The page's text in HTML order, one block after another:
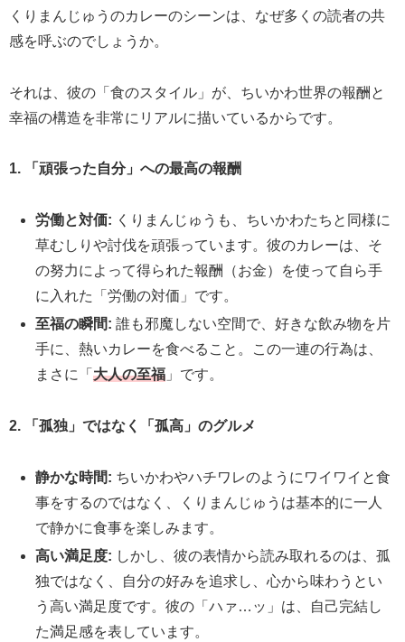
くりまんじゅうのカレーのシーンは、なぜ多くの読者の共
感を呼ぶのでしょうか。
それは、彼の「食のスタイル」が、ちいかわ世界の報酬と
幸福の構造を非常にリアルに描いているからです。
1. 「頑張った自分」への最高の報酬
労働と対価: くりまんじゅうも、ちいかわたちと同様に
草むしりや討伐を頑張っています。彼のカレーは、そ
の努力によって得られた報酬（お金）を使って自ら手
に入れた「労働の対価」です。
至福の瞬間: 誰も邪魔しない空間で、好きな飲み物を片
手に、熱いカレーを食べること。この一連の行為は、
まさに「大人の至福 」です。
2. 「孤独」ではなく「孤高」のグルメ
静かな時間: ちいかわやハチワレのようにワイワイと食
事をするのではなく、くりまんじゅうは基本的に一人
で静かに食事を楽しみます。
高い満足度: しかし、彼の表情から読み取れるのは、孤
独ではなく、自分の好みを追求し、心から味わうとい
う高い満足度です。彼の「ハァ…ッ」は、自己完結し
た満足感を表しています。